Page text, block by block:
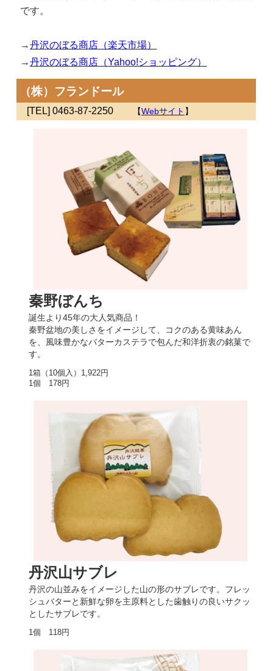
です。
→丹沢のぼる商店（楽天市場）
→丹沢のぼる商店（Yahoo!ショッピング）
（株）フランドール
[TEL] 0463-87-2250 【Webサイト 】
秦野ぼんち
誕生より45年の大人気商品！
秦野盆地の美しさをイメージして、コクのある黄味あん
を、風味豊かなバターカステラで包んだ和洋折衷の銘菓で
す。
1箱（10個入）1,922円
1個 178円
丹沢山サブレ
丹沢の山並みをイメージした山の形のサブレです。フレッ
シュバターと新鮮な卵を主原料とした歯触りの良いサクッ
としたサブレです。
1個 118円